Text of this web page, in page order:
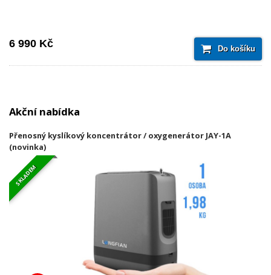
6 990 Kč Do košíku
Akční nabídka
Přenosný kyslíkový koncentrátor / oxygenerátor JAY-1A
(novinka)
SKLADEM